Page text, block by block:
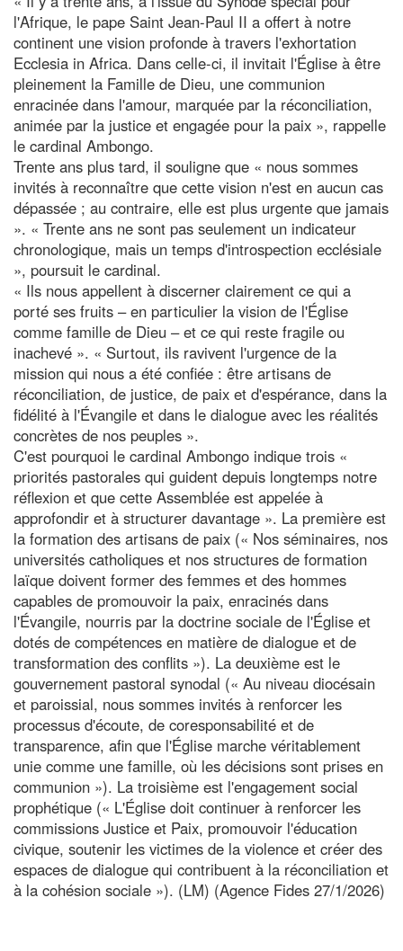
l'Afrique, le pape Saint Jean-Paul II a offert à notre
continent une vision profonde à travers l'exhortation
Ecclesia in Africa. Dans celle-ci, il invitait l'Église à être
pleinement la Famille de Dieu, une communion
enracinée dans l'amour, marquée par la réconciliation,
animée par la justice et engagée pour la paix », rappelle
le cardinal Ambongo.
Trente ans plus tard, il souligne que « nous sommes
invités à reconnaître que cette vision n'est en aucun cas
dépassée ; au contraire, elle est plus urgente que jamais
». « Trente ans ne sont pas seulement un indicateur
chronologique, mais un temps d'introspection ecclésiale
», poursuit le cardinal.
« Ils nous appellent à discerner clairement ce qui a
porté ses fruits – en particulier la vision de l'Église
comme famille de Dieu – et ce qui reste fragile ou
inachevé ». « Surtout, ils ravivent l'urgence de la
mission qui nous a été confiée : être artisans de
réconciliation, de justice, de paix et d'espérance, dans la
fidélité à l'Évangile et dans le dialogue avec les réalités
concrètes de nos peuples ».
C'est pourquoi le cardinal Ambongo indique trois «
priorités pastorales qui guident depuis longtemps notre
réflexion et que cette Assemblée est appelée à
approfondir et à structurer davantage ». La première est
la formation des artisans de paix (« Nos séminaires, nos
universités catholiques et nos structures de formation
laïque doivent former des femmes et des hommes
capables de promouvoir la paix, enracinés dans
l'Évangile, nourris par la doctrine sociale de l'Église et
dotés de compétences en matière de dialogue et de
transformation des conflits »). La deuxième est le
gouvernement pastoral synodal (« Au niveau diocésain
et paroissial, nous sommes invités à renforcer les
processus d'écoute, de coresponsabilité et de
transparence, afin que l'Église marche véritablement
unie comme une famille, où les décisions sont prises en
communion »). La troisième est l'engagement social
prophétique (« L'Église doit continuer à renforcer les
commissions Justice et Paix, promouvoir l'éducation
civique, soutenir les victimes de la violence et créer des
espaces de dialogue qui contribuent à la réconciliation et
à la cohésion sociale »). (LM) (Agence Fides 27/1/2026)